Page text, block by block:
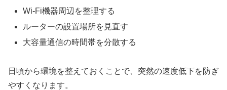
Wi-Fi機器周辺を整理する
ルーターの設置場所を見直す
大容量通信の時間帯を分散する
日頃から環境を整えておくことで、突然の速度低下を防ぎ
やすくなります。